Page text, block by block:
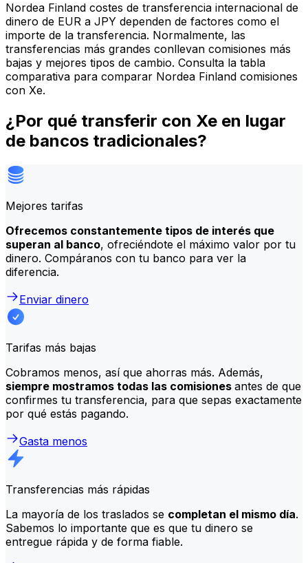
Nordea Finland costes de transferencia internacional de
dinero de EUR a JPY dependen de factores como el
importe de la transferencia. Normalmente, las
transferencias más grandes conllevan comisiones más
bajas y mejores tipos de cambio. Consulta la tabla
comparativa para comparar Nordea Finland comisiones
con Xe.
¿Por qué transferir con Xe en lugar
de bancos tradicionales?
Mejores tarifas
Ofrecemos constantemente tipos de interés que
superan al banco, ofreciéndote el máximo valor por tu
dinero. Compáranos con tu banco para ver la
diferencia.
Enviar dinero
Tarifas más bajas
Cobramos menos, así que ahorras más. Además,
siempre mostramos todas las comisiones antes de que
confirmes tu transferencia, para que sepas exactamente
por qué estás pagando.
Gasta menos
Transferencias más rápidas
La mayoría de los traslados se completan el mismo día.
Sabemos lo importante que es que tu dinero se
entregue rápida y de forma fiable.